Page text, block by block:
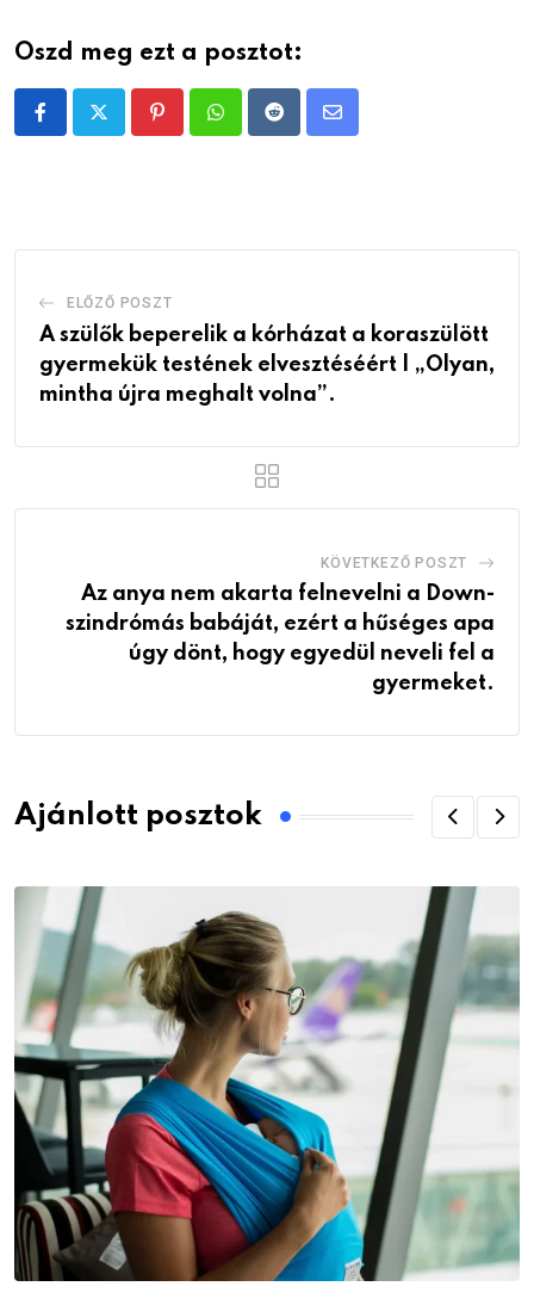
Oszd meg ezt a posztot:
PinterestWhatsappRedditShare
ELŐZŐ POSZT
A szülők beperelik a kórházat a koraszülött
gyermekük testének elvesztéséért | „Olyan,
mintha újra meghalt volna”.
KÖVETKEZŐ POSZT
Az anya nem akarta felnevelni a Down-
szindrómás babáját, ezért a hűséges apa
úgy dönt, hogy egyedül neveli fel a
gyermeket.
Ajánlott posztok